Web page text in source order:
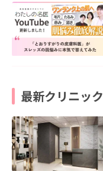
最新クリニック